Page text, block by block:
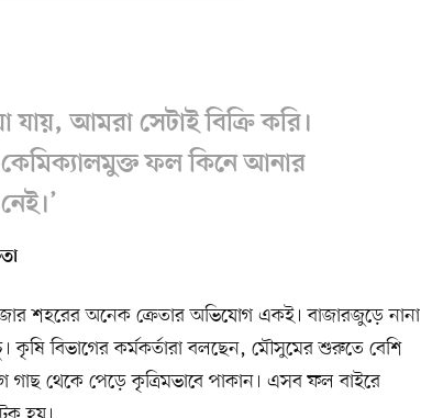
যায়, আমরা সেটাই বিক্রি করি।
কেমিক্যালমুক্ত ফল কিনে আনার
শহরের অনেক ক্রেতার অভিযোগ একই। বাজারজুড়ে নানা
কৃষি বিভাগের কর্মকর্তারা বলছেন, মৌসুমের শুরুতে বেশি
থেকে পেড়ে কৃত্রিমভাবে পাকান। এসব ফল বাইরে